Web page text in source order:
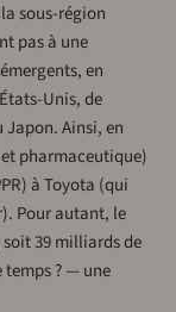
sous-région
pas à une
en
Unis, de
Japon. Ainsi, en
pharmaceutique)
à Toyota (qui
Pour autant, le
39 milliards de
? — une